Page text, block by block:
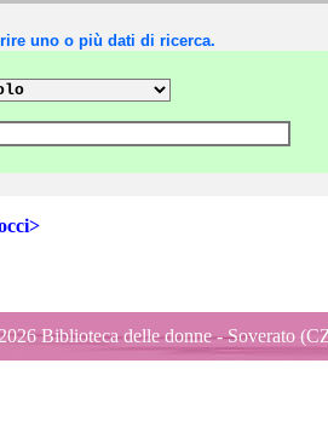
uno o più dati di ricerca.
Biblioteca delle donne - Soverato